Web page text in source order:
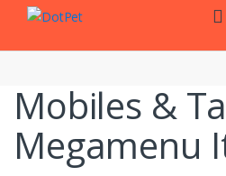
navigation
content
Mobiles &
Megamenu